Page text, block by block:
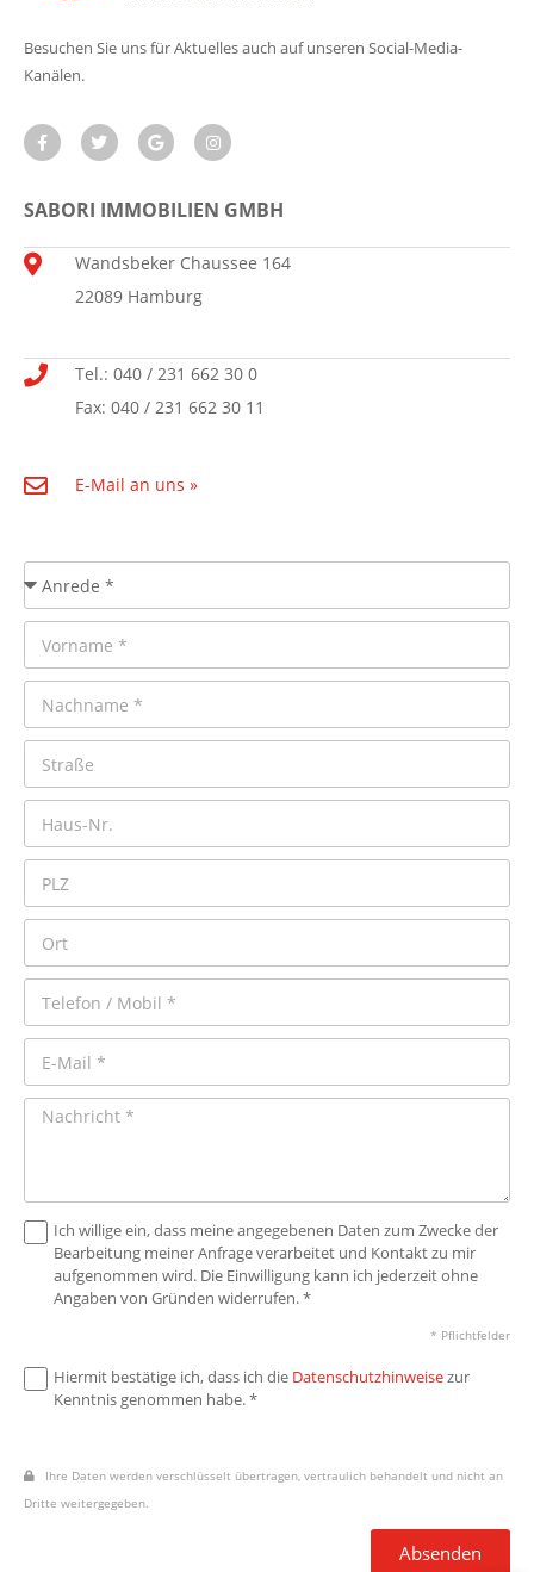
Besuchen Sie uns für Aktuelles auch auf unseren Social-Media-
Kanälen.
SABORI IMMOBILIEN GMBH
Wandsbeker Chaussee 164
22089 Hamburg
Tel.: 040 / 231 662 30 0
Fax: 040 / 231 662 30 11
E-Mail an uns »
Ich willige ein, dass meine angegebenen Daten zum Zwecke der
Bearbeitung meiner Anfrage verarbeitet und Kontakt zu mir
aufgenommen wird. Die Einwilligung kann ich jederzeit ohne
Angaben von Gründen widerrufen. *
* Pflichtfelder
Hiermit bestätige ich, dass ich die Datenschutzhinweisezur
Kenntnis genommen habe. *
Ihre Daten werden verschlüsselt übertragen, vertraulich behandelt und nicht an
Dritte weitergegeben.
Absenden